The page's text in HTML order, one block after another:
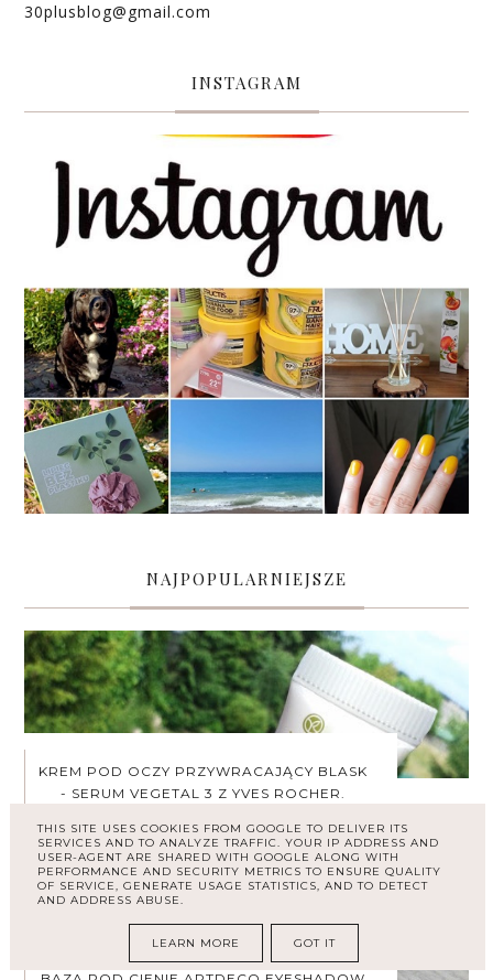
30plusblog@gmail.com
INSTAGRAM
NAJPOPULARNIEJSZE
KREM POD OCZY PRZYWRACAJĄCY BLASK
- SERUM VEGETAL 3 Z YVES ROCHER.
THIS SITE USES COOKIES FROM GOOGLE TO DELIVER ITS
SERVICES AND TO ANALYZE TRAFFIC. YOUR IP ADDRESS AND
USER-AGENT ARE SHARED WITH GOOGLE ALONG WITH
PERFORMANCE AND SECURITY METRICS TO ENSURE QUALITY
OF SERVICE, GENERATE USAGE STATISTICS, AND TO DETECT
AND ADDRESS ABUSE.
LEARN MORE GOT IT